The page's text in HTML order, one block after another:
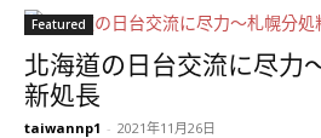
Featured
北海道の日台交流に尽力
新処長
taiwannp1 - 2021年11月26日